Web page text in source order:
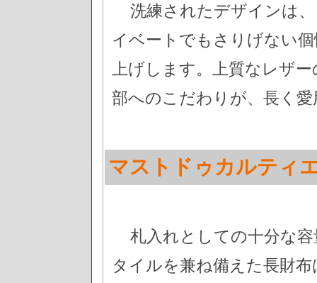
洗練されたデザインは
イベートでもさりげない
上げします。上質なレザ
部へのこだわりが、長く
マストドゥカルティ
札入れとしての十分な
タイルを兼ね備えた長財